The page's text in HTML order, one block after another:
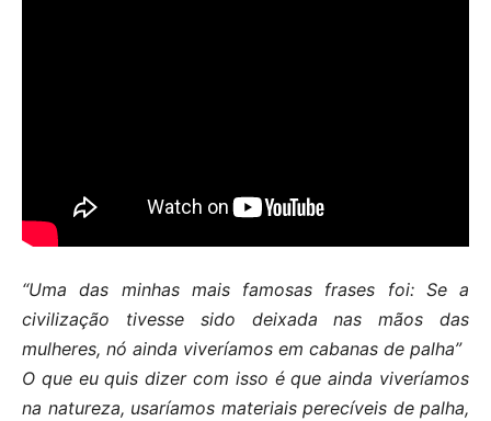
“Uma das minhas mais famosas frases foi: Se a
civilização tivesse sido deixada nas mãos das
mulheres, nó ainda viveríamos em cabanas de palha”
O que eu quis dizer com isso é que ainda viveríamos
na natureza, usaríamos materiais perecíveis de palha,